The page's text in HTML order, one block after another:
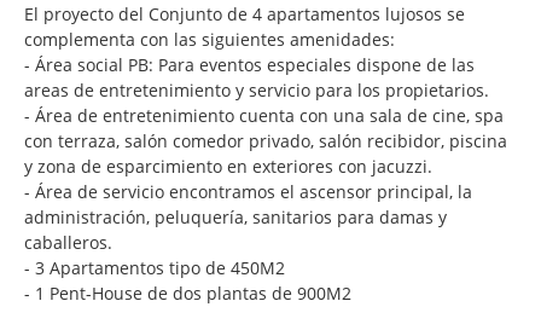
El proyecto del Conjunto de 4 apartamentos lujosos se
complementa con las siguientes amenidades:
- Área social PB: Para eventos especiales dispone de las
areas de entretenimiento y servicio para los propietarios.
- Área de entretenimiento cuenta con una sala de cine, spa
con terraza, salón comedor privado, salón recibidor, piscina
y zona de esparcimiento en exteriores con jacuzzi.
- Área de servicio encontramos el ascensor principal, la
administración, peluquería, sanitarios para damas y
caballeros.
- 3 Apartamentos tipo de 450M2
- 1 Pent-House de dos plantas de 900M2